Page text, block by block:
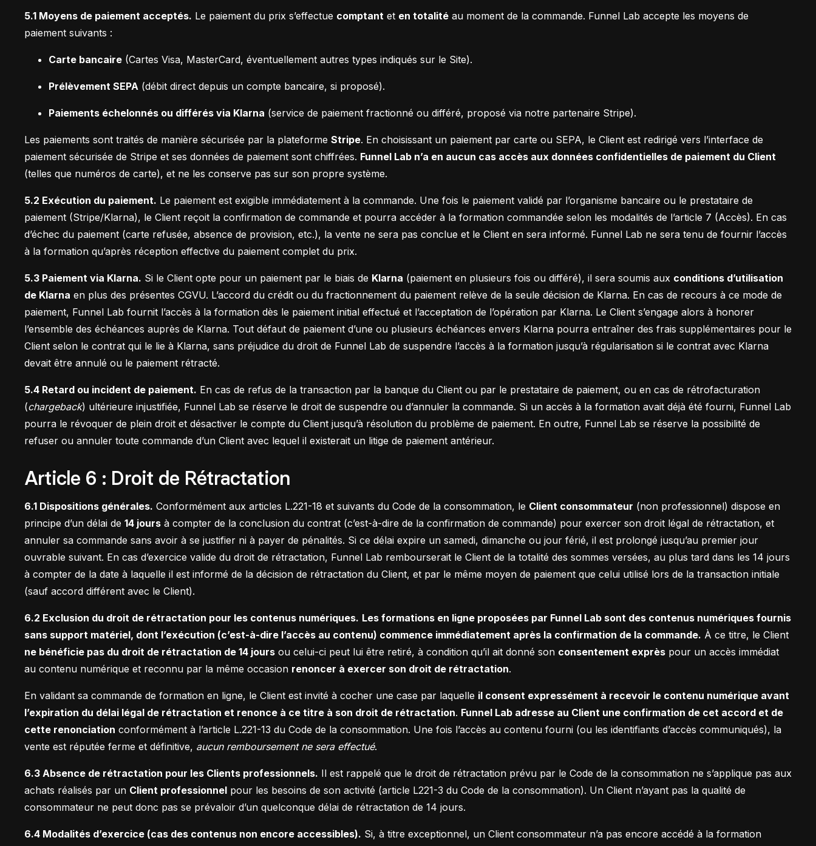
5.1 Moyens de paiement acceptés. Le paiement du prix s’effectue comptant et en totalité au moment de la commande. Funnel Lab accepte les moyens de
paiement suivants :
Carte bancaire (Cartes Visa, MasterCard, éventuellement autres types indiqués sur le Site).
Prélèvement SEPA (débit direct depuis un compte bancaire, si proposé).
Paiements échelonnés ou différés via Klarna (service de paiement fractionné ou différé, proposé via notre partenaire Stripe).
Les paiements sont traités de manière sécurisée par la plateforme Stripe. En choisissant un paiement par carte ou SEPA, le Client est redirigé vers l’interface de
paiement sécurisée de Stripe et ses données de paiement sont chiffrées. Funnel Lab n’a en aucun cas accès aux données confidentielles de paiement du Client
(telles que numéros de carte), et ne les conserve pas sur son propre système.
5.2 Exécution du paiement. Le paiement est exigible immédiatement à la commande. Une fois le paiement validé par l’organisme bancaire ou le prestataire de
paiement (Stripe/Klarna), le Client reçoit la confirmation de commande et pourra accéder à la formation commandée selon les modalités de l’article 7 (Accès). En cas
d’échec du paiement (carte refusée, absence de provision, etc.), la vente ne sera pas conclue et le Client en sera informé. Funnel Lab ne sera tenu de fournir l’accès
à la formation qu’après réception effective du paiement complet du prix.
5.3 Paiement via Klarna. Si le Client opte pour un paiement par le biais de Klarna (paiement en plusieurs fois ou différé), il sera soumis aux conditions d’utilisation
de Klarna en plus des présentes CGVU. L’accord du crédit ou du fractionnement du paiement relève de la seule décision de Klarna. En cas de recours à ce mode de
paiement, Funnel Lab fournit l’accès à la formation dès le paiement initial effectué et l’acceptation de l’opération par Klarna. Le Client s’engage alors à honorer
l’ensemble des échéances auprès de Klarna. Tout défaut de paiement d’une ou plusieurs échéances envers Klarna pourra entraîner des frais supplémentaires pour le
Client selon le contrat qui le lie à Klarna, sans préjudice du droit de Funnel Lab de suspendre l’accès à la formation jusqu’à régularisation si le contrat avec Klarna
devait être annulé ou le paiement rétracté.
5.4 Retard ou incident de paiement. En cas de refus de la transaction par la banque du Client ou par le prestataire de paiement, ou en cas de rétrofacturation
(chargeback) ultérieure injustifiée, Funnel Lab se réserve le droit de suspendre ou d’annuler la commande. Si un accès à la formation avait déjà été fourni, Funnel Lab
pourra le révoquer de plein droit et désactiver le compte du Client jusqu’à résolution du problème de paiement. En outre, Funnel Lab se réserve la possibilité de
refuser ou annuler toute commande d’un Client avec lequel il existerait un litige de paiement antérieur.
Article 6 : Droit de Rétractation
6.1 Dispositions générales. Conformément aux articles L.221-18 et suivants du Code de la consommation, le Client consommateur (non professionnel) dispose en
principe d’un délai de 14 jours à compter de la conclusion du contrat (c’est-à-dire de la confirmation de commande) pour exercer son droit légal de rétractation, et
annuler sa commande sans avoir à se justifier ni à payer de pénalités. Si ce délai expire un samedi, dimanche ou jour férié, il est prolongé jusqu’au premier jour
ouvrable suivant. En cas d’exercice valide du droit de rétractation, Funnel Lab rembourserait le Client de la totalité des sommes versées, au plus tard dans les 14 jours
à compter de la date à laquelle il est informé de la décision de rétractation du Client, et par le même moyen de paiement que celui utilisé lors de la transaction initiale
(sauf accord différent avec le Client).
6.2 Exclusion du droit de rétractation pour les contenus numériques. Les formations en ligne proposées par Funnel Lab sont des contenus numériques fournis
sans support matériel, dont l’exécution (c’est-à-dire l’accès au contenu) commence immédiatement après la confirmation de la commande. À ce titre, le Client
ne bénéficie pas du droit de rétractation de 14 jours ou celui-ci peut lui être retiré, à condition qu’il ait donné son consentement exprès pour un accès immédiat
au contenu numérique et reconnu par la même occasion renoncer à exercer son droit de rétractation.
En validant sa commande de formation en ligne, le Client est invité à cocher une case par laquelle il consent expressément à recevoir le contenu numérique avant
l’expiration du délai légal de rétractation et renonce à ce titre à son droit de rétractation. Funnel Lab adresse au Client une confirmation de cet accord et de
cette renonciation conformément à l’article L.221-13 du Code de la consommation. Une fois l’accès au contenu fourni (ou les identifiants d’accès communiqués), la
vente est réputée ferme et définitive, aucun remboursement ne sera effectué.
6.3 Absence de rétractation pour les Clients professionnels. Il est rappelé que le droit de rétractation prévu par le Code de la consommation ne s’applique pas aux
achats réalisés par un Client professionnel pour les besoins de son activité (article L221-3 du Code de la consommation). Un Client n’ayant pas la qualité de
consommateur ne peut donc pas se prévaloir d’un quelconque délai de rétractation de 14 jours.
6.4 Modalités d’exercice (cas des contenus non encore accessibles). Si, à titre exceptionnel, un Client consommateur n’a pas encore accédé à la formation